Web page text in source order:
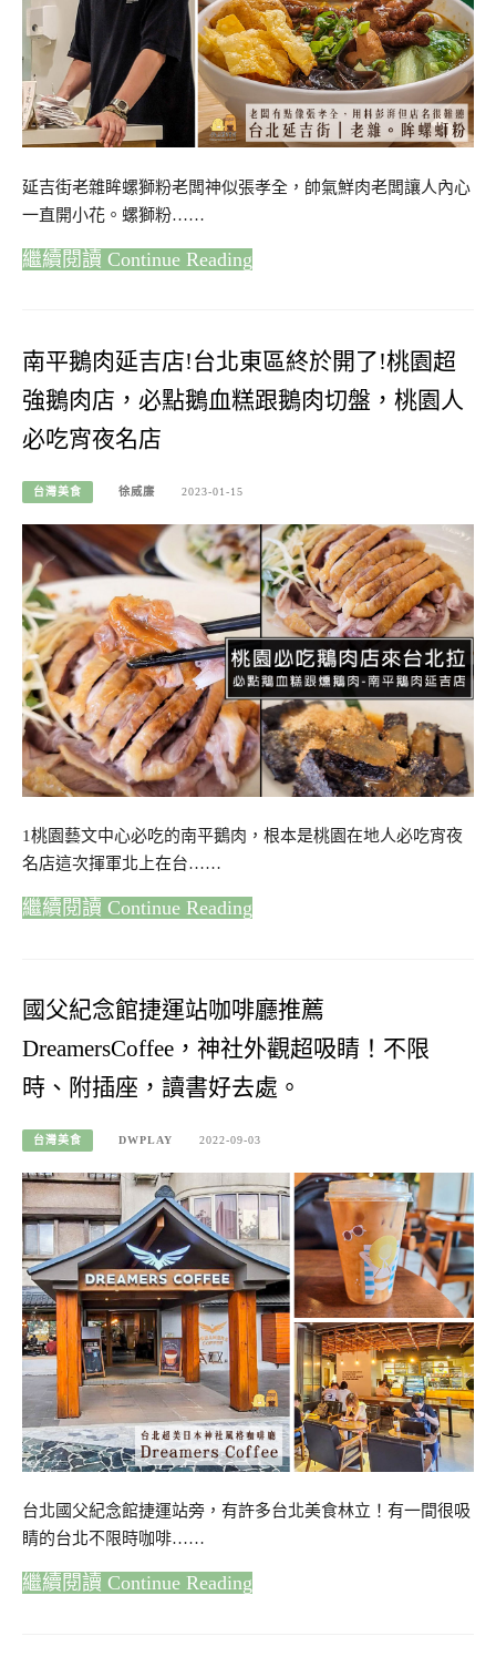
延吉街老雜眸螺獅粉老闆神似張孝全，帥氣鮮肉老闆讓人內心
一直開小花。螺獅粉……
Continue Reading
南平鵝肉延吉店!台北東區終於開了!桃園超
強鵝肉店，必點鵝血糕跟鵝肉切盤，桃園人
必吃宵夜名店
台灣美食 徐威廉 2023-01-15
1桃園藝文中心必吃的南平鵝肉，根本是桃園在地人必吃宵夜
名店這次揮軍北上在台……
Continue Reading
國父紀念館捷運站咖啡廳推薦
DreamersCoffee，神社外觀超吸睛！不限
時、附插座，讀書好去處。
台灣美食 DWPLAY 2022-09-03
台北國父紀念館捷運站旁，有許多台北美食林立！有一間很吸
睛的台北不限時咖啡……
Continue Reading